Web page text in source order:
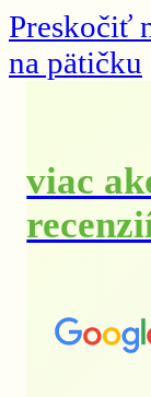
Preskočiť
na pätičku
viac